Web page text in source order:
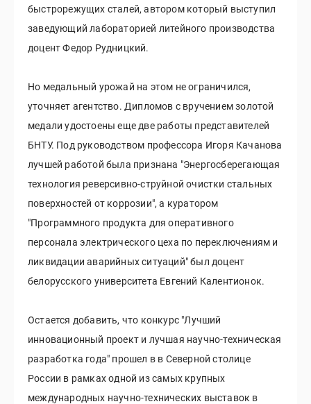
быстрорежущих сталей, автором который выступил
заведующий лабораторией литейного производства
доцент Федор Рудницкий.
Но медальный урожай на этом не ограничился,
уточняет агентство. Дипломов с вручением золотой
медали удостоены еще две работы представителей
БНТУ. Под руководством профессора Игоря Качанова
лучшей работой была признана "Энергосберегающая
технология реверсивно-струйной очистки стальных
поверхностей от коррозии", а куратором
"Программного продукта для оперативного
персонала электрического цеха по переключениям и
ликвидации аварийных ситуаций" был доцент
белорусского университета Евгений Калентионок.
Остается добавить, что конкурс "Лучший
инновационный проект и лучшая научно-техническая
разработка года" прошел в в Северной столице
России в рамках одной из самых крупных
международных научно-технических выставок в